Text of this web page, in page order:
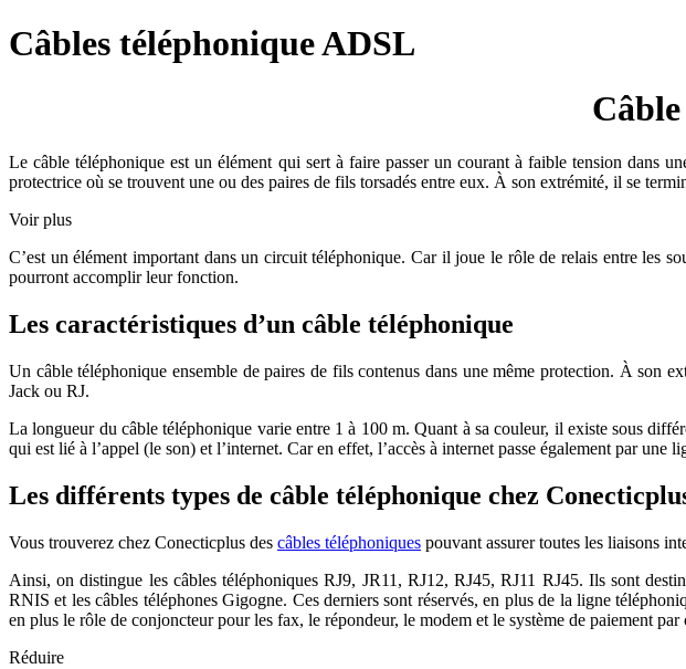
Câbles téléphonique ADSL
Le câble téléphonique est un élément qui sert à faire passer un courant à faible tension dans
protectrice où se trouvent une ou des paires de fils torsadés entre eux. À son extrémité, il se
Voir plus
C’est un élément important dans un circuit téléphonique. Car il joue le rôle de relais entre les
pourront accomplir leur fonction.
Les caractéristiques d’un câble téléphonique
Un câble téléphonique ensemble de paires de fils contenus dans une même protection. À son
Jack ou RJ.
La longueur du câble téléphonique varie entre 1 à 100 m. Quant à sa couleur, il existe sous
qui est lié à l’appel (le son) et l’internet. Car en effet, l’accès à internet passe également par une
Les différents types de câble téléphonique chez
Vous trouverez chez Conecticplus des câbles téléphoniques pouvant assurer toutes les liaisons
Ainsi, on distingue les câbles téléphoniques RJ9, JR11, RJ12, RJ45, RJ11 RJ45. Ils sont
RNIS et les câbles téléphones Gigogne. Ces derniers sont réservés, en plus de la ligne
en plus le rôle de conjoncteur pour les fax, le répondeur, le modem et le système de paiement par
Réduire